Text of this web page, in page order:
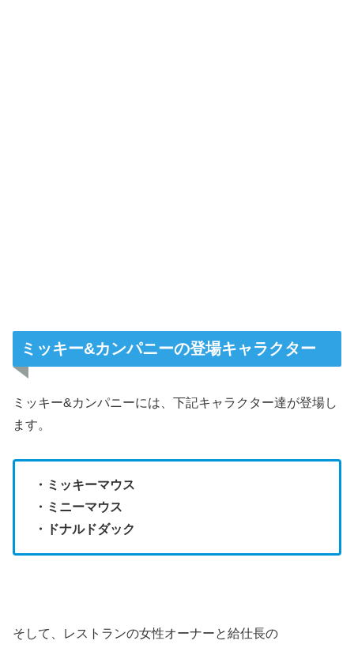
ミッキー&カンパニーの登場キャラクター
ミッキー&カンパニーには、下記キャラクター達が登場し
ます。
・ミッキーマウス
・ミニーマウス
・ドナルドダック
そして、レストランの女性オーナーと給仕長の